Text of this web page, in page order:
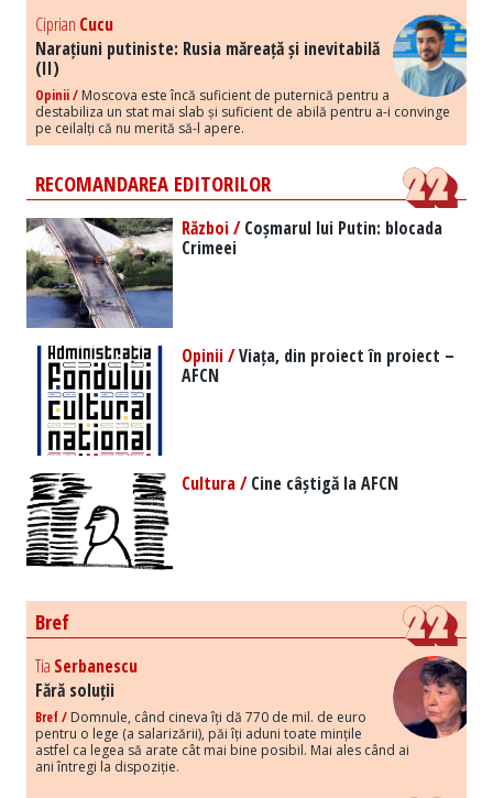
Ciprian Cucu
Narațiuni putiniste: Rusia măreață și inevitabilă
(II)
Opinii / Moscova este încă suficient de puternică pentru a
destabiliza un stat mai slab și suficient de abilă pentru a-i convinge
pe ceilalți că nu merită să-l apere.
RECOMANDAREA EDITORILOR
Război /Coșmarul lui Putin: blocada
Crimeei
Opinii /Viața, din proiect în proiect –
AFCN
Cultura /Cine câștigă la AFCN
Bref
Tia Serbanescu
Fără soluții
Bref / Domnule, când cineva îți dă 770 de mil. de euro
pentru o lege (a salarizării), păi îți aduni toate mințile
astfel ca legea să arate cât mai bine posibil. Mai ales când ai
ani întregi la dispoziție.